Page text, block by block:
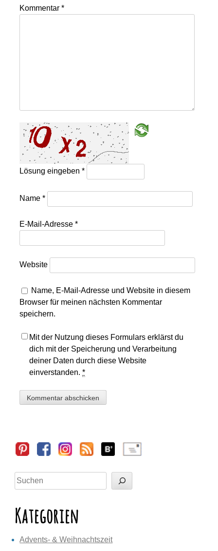
Kommentar*
Lösung eingeben*
Name*
E-Mail-Adresse*
Website
Name, E-Mail-Adresse und Website in diesem
Browser für meinen nächsten Kommentar
speichern.
Mit der Nutzung dieses Formulars erklärst du
dich mit der Speicherung und Verarbeitung
deiner Daten durch diese Website
einverstanden.*
Sidebar
Suchen
Kategorien
Advents- & Weihnachtszeit